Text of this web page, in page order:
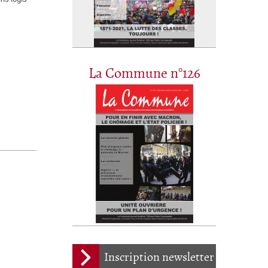
La Commune n°126
Inscription newsletter